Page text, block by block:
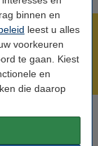
binnen en
leest u alles
voorkeuren
te gaan. Kiest
en
die daarop